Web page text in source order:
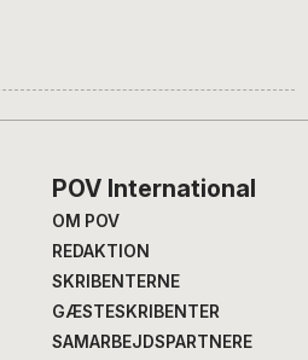
POV International
OM POV
REDAKTION
SKRIBENTERNE
GÆSTESKRIBENTER
SAMARBEJDSPARTNERE